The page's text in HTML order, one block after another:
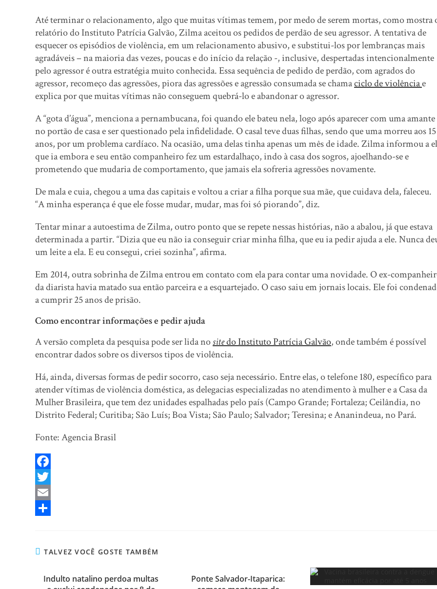
Até terminar o relacionamento, algo que muitas vítimas temem, por medo de serem mortas, como mostra
relatório do Instituto Patrícia Galvão, Zilma aceitou os pedidos de perdão de seu agressor. A tentativa de
esquecer os episódios de violência, em um relacionamento abusivo, e substitui-los por lembranças mais
agradáveis – na maioria das vezes, poucas e do início da relação -, inclusive, despertadas intencionalmente
pelo agressor é outra estratégia muito conhecida. Essa sequência de pedido de perdão, com agrados do
agressor, recomeço das agressões, piora das agressões e agressão consumada se chamaciclo de violênciae
explica por que muitas vítimas não conseguem quebrá-lo e abandonar o agressor.
A “gota d’água”, menciona a pernambucana, foi quando ele bateu nela, logo após aparecer com uma amante
no portão de casa e ser questionado pela infidelidade. O casal teve duas filhas, sendo que uma morreu aos 15
anos, por um problema cardíaco. Na ocasião, uma delas tinha apenas um mês de idade. Zilma informou a
que ia embora e seu então companheiro fez um estardalhaço, indo à casa dos sogros, ajoelhando-se e
prometendo que mudaria de comportamento, que jamais ela sofreria agressões novamente.
De mala e cuia, chegou a uma das capitais e voltou a criar a filha porque sua mãe, que cuidava dela, faleceu.
“A minha esperança é que ele fosse mudar, mudar, mas foi só piorando”, diz.
Tentar minar a autoestima de Zilma, outro ponto que se repete nessas histórias, não a abalou, já que estava
determinada a partir. “Dizia que eu não ia conseguir criar minha filha, que eu ia pedir ajuda a ele. Nunca
um leite a ela. E eu consegui, criei sozinha”, afirma.
Em 2014, outra sobrinha de Zilma entrou em contato com ela para contar uma novidade. O ex-
da diarista havia matado sua então parceira e a esquartejado. O caso saiu em jornais locais. Ele foi
a cumprir 25 anos de prisão.
Como encontrar informações e pedir ajuda
A versão completa da pesquisa pode ser lida nositedo Instituto Patrícia Galvão, onde também é possível
encontrar dados sobre os diversos tipos de violência.
Há, ainda, diversas formas de pedir socorro, caso seja necessário. Entre elas, o telefone 180, específico para
atender vítimas de violência doméstica, as delegacias especializadas no atendimento à mulher e a Casa da
Mulher Brasileira, que tem dez unidades espalhadas pelo país (Campo Grande; Fortaleza; Ceilândia, no
Distrito Federal; Curitiba; São Luís; Boa Vista; São Paulo; Salvador; Teresina; e Ananindeua, no Pará.
Fonte: Agencia Brasil
F
a
c
o
T
w
t
E
i
a TALVEZ VOCÊ GOSTE TAMBÉM
Indulto natalino perdoa multas
Ponte Salvador-Itaparica: